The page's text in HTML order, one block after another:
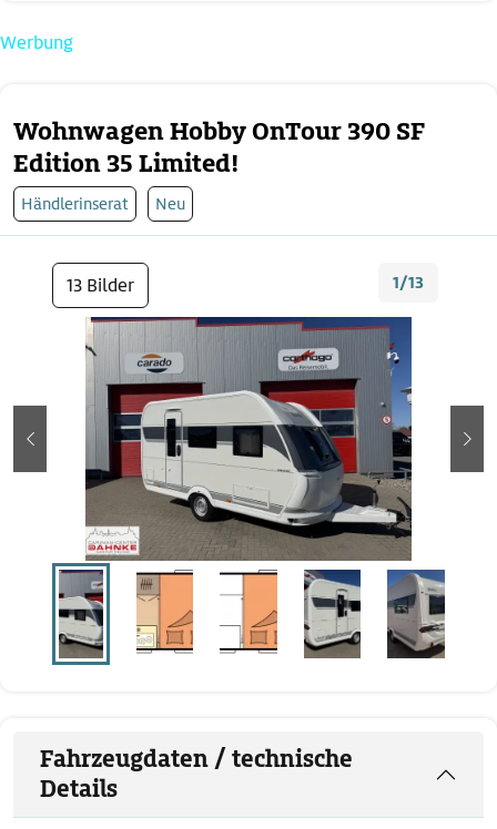
Wohnwagen Hobby OnTour 390 SF
Edition 35 Limited!
Händlerinserat Neu
13 Bilder 1/13
zurück
Fahrzeugdaten / technische
Details
Werbung